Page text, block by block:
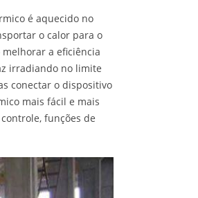
é aquecido no
o calor para o
a eficiência
irradiando no limite
conectar o dispositivo
mais fácil e mais
funções de